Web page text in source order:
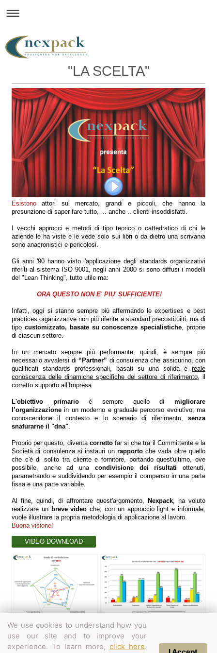
"LA SCELTA"
Esistono attori sul mercato, grandi e piccoli, che hanno la
presunzione di saper fare tutto, .. anche .. clienti insoddisfatti.
I vecchi approcci e metodi di tipo teorico o cattedratico di chi le
aziende le ha viste e le vede solo sui libri o da dietro una scrivania
sono anacronistici e pericolosi.
Gli anni '90 hanno visto l'applicazione degli standards organizzativi
riferiti al sistema ISO 9001, negli anni 2000 si sono diffusi i modelli
del "Lean Thinking", tutto utile ma:
ORA QUESTO NON E' PIU' SUFFICIENTE!
Infatti, oggi si stanno sempre più affermando le expertises e best
practices organizzative non più riferite a standard precostituiiti, ma di
tipo customizzato, basate su conoscenze specialistiche , proprie
di ciascun settore.
In un mercato sempre più performante, quindi, è sempre più
necessario avvalersi di “Partner” di consulenza che assicurino, con
qualificati standards professionali, basati su una solida e reale
conoscenza delle dinamiche specifiche del settore di riferimento,
il
corretto supporto all’Impresa.
L'obiettivo primarioè sempre quello dimigliorare
l’organizzazione in un moderno e graduale percorso evolutivo, ma
conoscendone il contesto e lo scenario di riferimento, senza
snaturarne il "dna"
Proprio per questo, diventa correttofar si che tra il Committente e la
Società di consulenza si instauri un rapportoche vada oltre quello
che c'è di solito tra cliente e fornitore, portando quest'ultimo, ove
possibile, anche ad una condivisione dei risultati ottenuti,
parametrando e suddividendo per esempio il compenso in una parte
fissa e una parte variabile.
Al fine, quindi, di affrontare quest'argomento, Nexpack , ha voluto
realizzare un breve video che, con un approccio light e informale,
vuole illustrare la propria metodologia di applicazione al lavoro.
Buona visione!
VIDEO DOWNLOAD
Stampa
Mappa del sito
Nexpack© 2025 a Nexcompany brand:
We use cookies to understand how you
use our site and to improve your
experience. To learn more, click here.